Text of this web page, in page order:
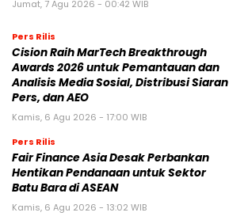
Jumat, 7 Agu 2026 - 00:42 WIB
Pers Rilis
Cision Raih MarTech Breakthrough
Awards 2026 untuk Pemantauan dan
Analisis Media Sosial, Distribusi Siaran
Pers, dan AEO
Kamis, 6 Agu 2026 - 17:00 WIB
Pers Rilis
Fair Finance Asia Desak Perbankan
Hentikan Pendanaan untuk Sektor
Batu Bara di ASEAN
Kamis, 6 Agu 2026 - 13:02 WIB